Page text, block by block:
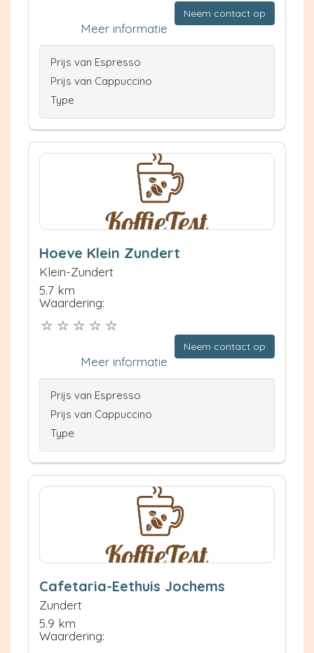
Neem contact op
Meer informatie
Prijs van Espresso
Prijs van Cappuccino
Type
Hoeve Klein Zundert
Klein-Zundert
5.7 km
Waardering:
Neem contact op
Meer informatie
Prijs van Espresso
Prijs van Cappuccino
Type
Cafetaria-Eethuis Jochems
Zundert
5.9 km
Waardering: